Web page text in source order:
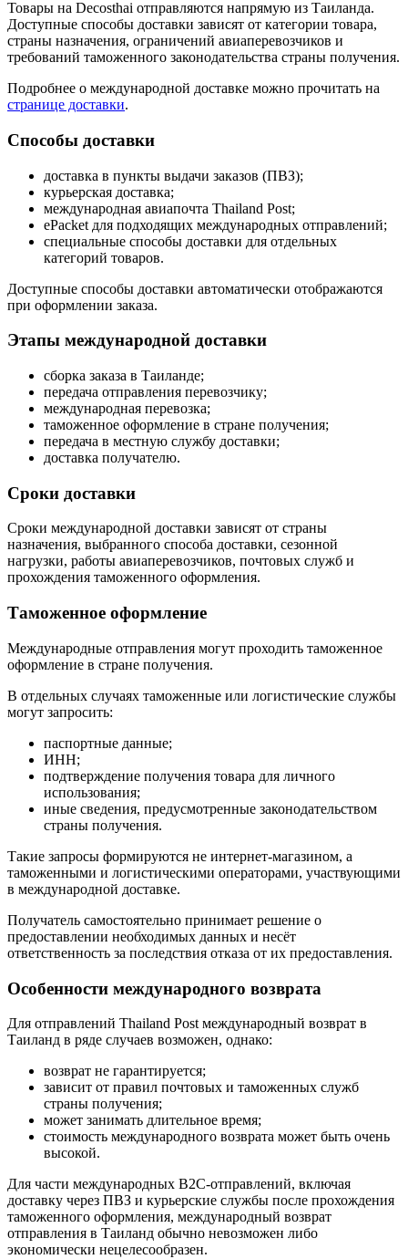
Товары на Decosthai отправляются напрямую из Таиланда.
Доступные способы доставки зависят от категории товара,
страны назначения, ограничений авиаперевозчиков и
требований таможенного законодательства страны получения.
Подробнее о международной доставке можно прочитать на
странице доставки.
Способы доставки
доставка в пункты выдачи заказов (ПВЗ);
курьерская доставка;
международная авиапочта Thailand Post;
ePacket для подходящих международных отправлений;
специальные способы доставки для отдельных
категорий товаров.
Доступные способы доставки автоматически отображаются
при оформлении заказа.
Этапы международной доставки
сборка заказа в Таиланде;
передача отправления перевозчику;
международная перевозка;
таможенное оформление в стране получения;
передача в местную службу доставки;
доставка получателю.
Сроки доставки
Сроки международной доставки зависят от страны
назначения, выбранного способа доставки, сезонной
нагрузки, работы авиаперевозчиков, почтовых служб и
прохождения таможенного оформления.
Таможенное оформление
Международные отправления могут проходить таможенное
оформление в стране получения.
В отдельных случаях таможенные или логистические службы
могут запросить:
паспортные данные;
ИНН;
подтверждение получения товара для личного
использования;
иные сведения, предусмотренные законодательством
страны получения.
Такие запросы формируются не интернет-магазином, а
таможенными и логистическими операторами, участвующими
в международной доставке.
Получатель самостоятельно принимает решение о
предоставлении необходимых данных и несёт
ответственность за последствия отказа от их предоставления.
Особенности международного возврата
Для отправлений Thailand Post международный возврат в
Таиланд в ряде случаев возможен, однако:
возврат не гарантируется;
зависит от правил почтовых и таможенных служб
страны получения;
может занимать длительное время;
стоимость международного возврата может быть очень
высокой.
Для части международных B2C-отправлений, включая
доставку через ПВЗ и курьерские службы после прохождения
таможенного оформления, международный возврат
отправления в Таиланд обычно невозможен либо
экономически нецелесообразен.